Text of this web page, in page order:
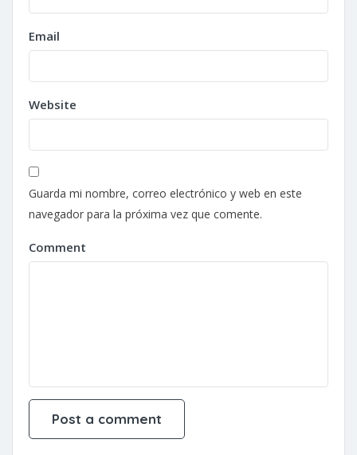
Email
Website
Guarda mi nombre, correo electrónico y web en este
navegador para la próxima vez que comente.
Comment